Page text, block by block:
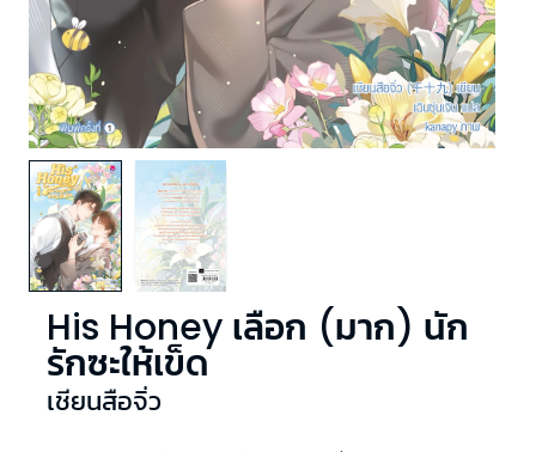
His Honey เลือก (มาก) นัก
รักซะให้เข็ด
เชียนสือจิ่ว